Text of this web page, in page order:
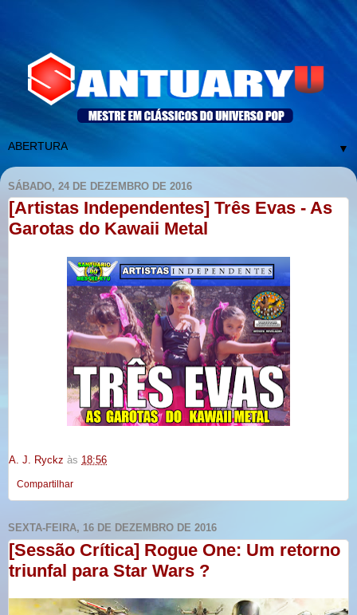
▼
SÁBADO, 24 DE DEZEMBRO DE 2016
[Artistas Independentes] Três Evas - As
Garotas do Kawaii Metal
A. J. Ryckz às 18:56
Compartilhar
SEXTA-FEIRA, 16 DE DEZEMBRO DE 2016
[Sessão Crítica] Rogue One: Um retorno
triunfal para Star Wars ?